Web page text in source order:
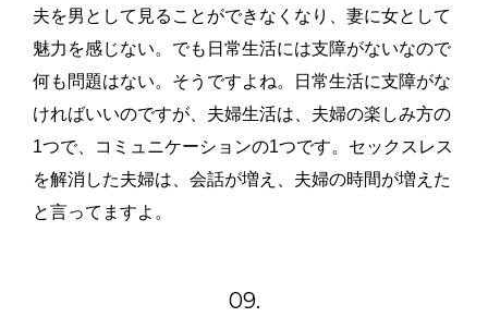
夫を男として見ることができなくなり、妻に女として
魅力を感じない。でも日常生活には支障がないなので
何も問題はない。そうですよね。日常生活に支障がな
ければいいのですが、夫婦生活は、夫婦の楽しみ方の
1つで、コミュニケーションの1つです。セックスレス
を解消した夫婦は、会話が増え、夫婦の時間が増えた
と言ってますよ。
09.